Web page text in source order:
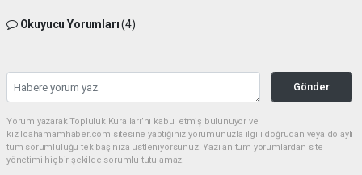
Okuyucu Yorumları(4)
Gönder
Yorum yazarak Topluluk Kuralları’nı kabul etmiş bulunuyor ve
kizilcahamamhaber.com sitesine yaptığınız yorumunuzla ilgili doğrudan veya dolaylı
tüm sorumluluğu tek başınıza üstleniyorsunuz. Yazılan tüm yorumlardan site
yönetimi hiçbir şekilde sorumlu tutulamaz.